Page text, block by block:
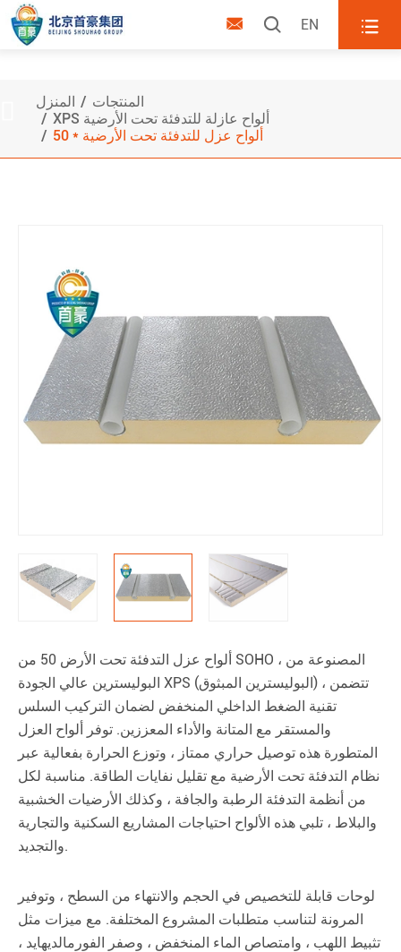
  EN 
50 * ألواح عزل للتدفئة تحت
المنزل
المنتجات
XPS ألواح عازلة للتدفئة تحت الأرضية
50 * ألواح عزل للتدفئة تحت الأرضية
ألواح عزل التدفئة تحت الأرض 50 من SOHO ، المصنوعة من
البوليسترين عالي الجودة XPS (البوليسترين المبثوق) ، تتضمن
تقنية الضغط الداخلي المنخفض لضمان التركيب السلس
والمستقر مع المتانة والأداء المعززين. توفر ألواح العزل
المتطورة هذه توصيل حراري ممتاز ، وتوزع الحرارة بفعالية عبر
نظام التدفئة تحت الأرضية مع تقليل نفايات الطاقة. مناسبة لكل
من أنظمة التدفئة الرطبة والجافة ، وكذلك الأرضيات الخشبية
والبلاط ، تلبي هذه الألواح احتياجات المشاريع السكنية والتجارية
والتجديد.
لوحات قابلة للتخصيص في الحجم والانتهاء من السطح ، وتوفير
المرونة لتناسب متطلبات المشروع المختلفة. مع ميزات مثل
تثبيط اللهب ، وامتصاص الماء المنخفض ، وصفر الفورمالديهايد ،